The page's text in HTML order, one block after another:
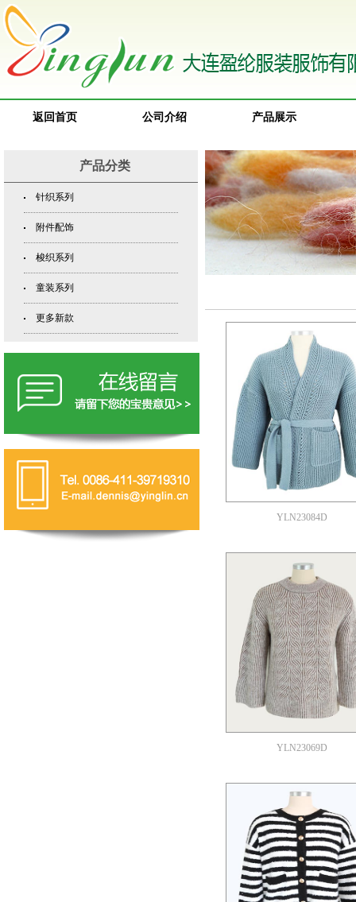
返回首页 公司介绍 产品展示
产品分类
针织系列
附件配饰
梭织系列
童装系列
更多新款
YLN23084D
YLN23069D